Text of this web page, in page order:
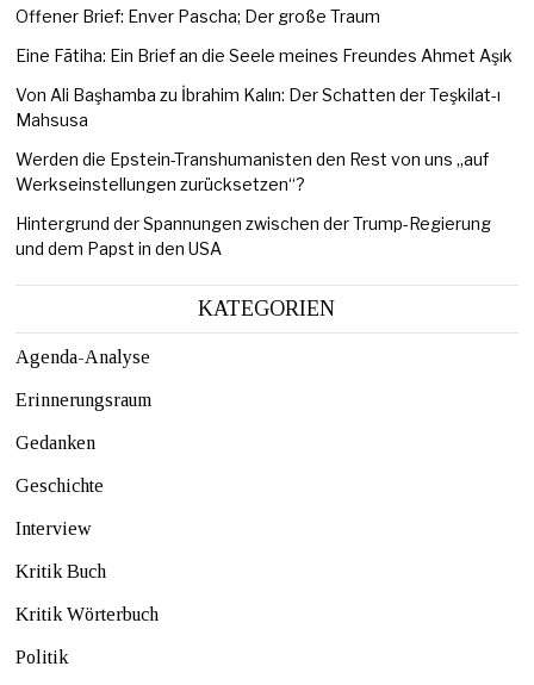
Offener Brief: Enver Pascha; Der große Traum
Eine Fātiha: Ein Brief an die Seele meines Freundes Ahmet Aşık
Von Ali Başhamba zu İbrahim Kalın: Der Schatten der Teşkilat-ı
Mahsusa
Werden die Epstein-Transhumanisten den Rest von uns „auf
Werkseinstellungen zurücksetzen“?
Hintergrund der Spannungen zwischen der Trump-Regierung
und dem Papst in den USA
KATEGORIEN
Agenda-Analyse
Erinnerungsraum
Gedanken
Geschichte
Interview
Kritik Buch
Kritik Wörterbuch
Politik